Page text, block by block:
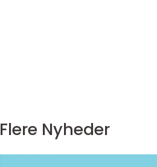
Flere Nyheder